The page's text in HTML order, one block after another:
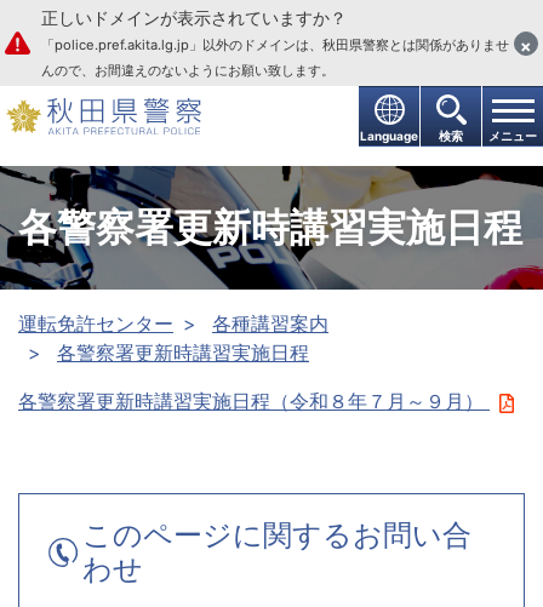
本文へ
Language 検索 メニュー
正しいドメインが表示されていますか？
「police.pref.akita.lg.jp」以外のドメインは、秋田県警察とは関係がありませ
んので、お間違えのないようにお願い致します。
×
各警察署更新時講習実施日程
運転免許センター
各種講習案内
各警察署更新時講習実施日程
各警察署更新時講習実施日程（令和８年７月～９月）
このページに関するお問い合
わせ